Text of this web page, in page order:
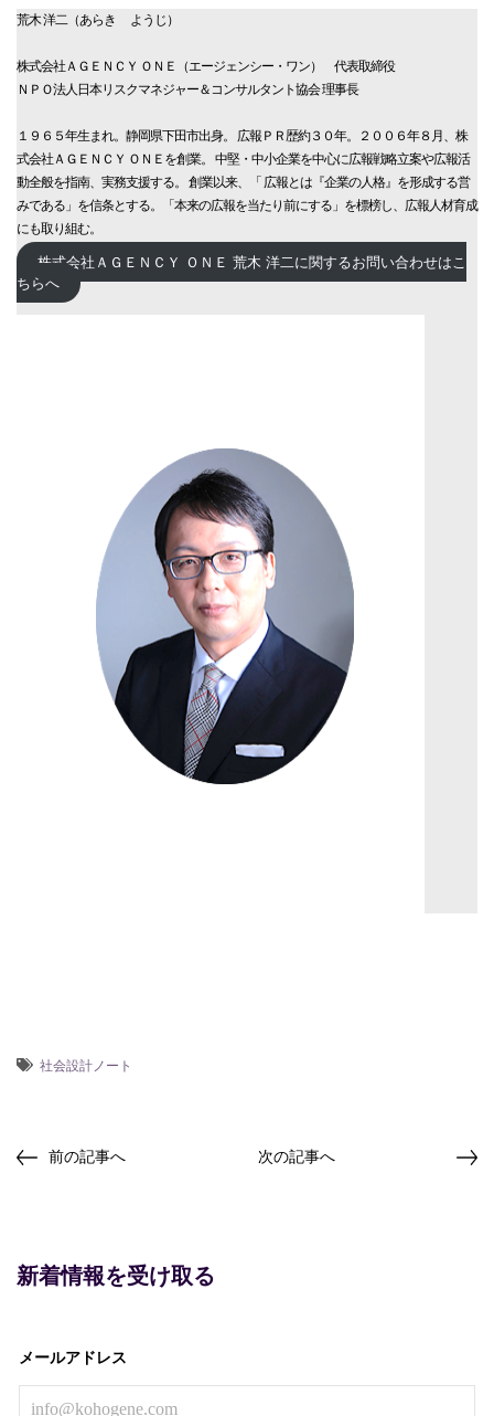
荒木 洋二（あらき ようじ）
株式会社ＡＧＥＮＣＹ ＯＮＥ（エージェンシー・ワン） 代表取締役
ＮＰＯ法人日本リスクマネジャー＆コンサルタント協会 理事長
１９６５年生まれ。静岡県下田市出身。 広報ＰＲ歴約３０年。２００６年８月、株
式会社ＡＧＥＮＣＹ ＯＮＥを創業。 中堅・中小企業を中心に広報戦略立案や広報活
動全般を指南、実務支援する。 創業以来、「 広報とは『企業の人格』を形成する営
みである」を信条とする。「本来の広報を当たり前にする」を標榜し、広報人材育成
にも取り組む。
株式会社ＡＧＥＮＣＹ ＯＮＥ 荒木 洋二に関するお問い合わせはこ
ちらへ
社会設計ノート
前の記事へ 次の記事へ
新着情報を受け取る
メールアドレス